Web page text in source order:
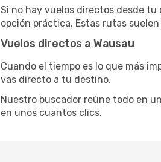
Si no hay vuelos directos desde
opción práctica. Estas rutas
Vuelos directos a Wausau
Cuando el tiempo es lo que más
vas directo a tu destino.
Nuestro buscador reúne todo en
en unos cuantos clics.